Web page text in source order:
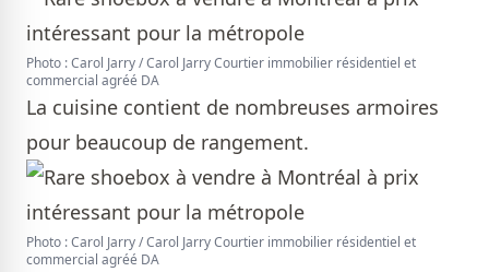
Photo : Carol Jarry / Carol Jarry Courtier immobilier résidentiel et
commercial agréé DA
La cuisine contient de nombreuses armoires
pour beaucoup de rangement.
Photo : Carol Jarry / Carol Jarry Courtier immobilier résidentiel et
commercial agréé DA